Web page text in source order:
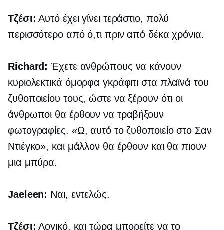
Τζέσι: Αυτό έχει γίνει τεράστιο, πολύ
περισσότερο από ό,τι πριν από δέκα χρόνια.
Richard: Έχετε ανθρώπους να κάνουν
κυριολεκτικά όμορφα γκράφιτι στα πλαϊνά του
ζυθοποιείου τους, ώστε να ξέρουν ότι οι
άνθρωποι θα έρθουν να τραβήξουν
φωτογραφίες. «Ω, αυτό το ζυθοποιείο στο Σαν
Ντιέγκο», και μάλλον θα έρθουν και θα πιουν
μια μπύρα.
Jaeleen: Ναι, εντελώς.
Τζέσι: Λογικό, και τώρα μπορείτε να το